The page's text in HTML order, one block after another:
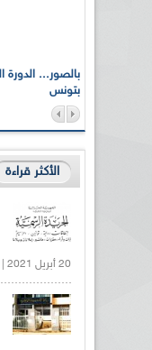
بتونس
الأكثر قراءة
20 أبريل 2021 |